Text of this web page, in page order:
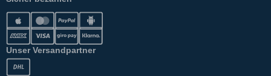
Unser Versandpartner